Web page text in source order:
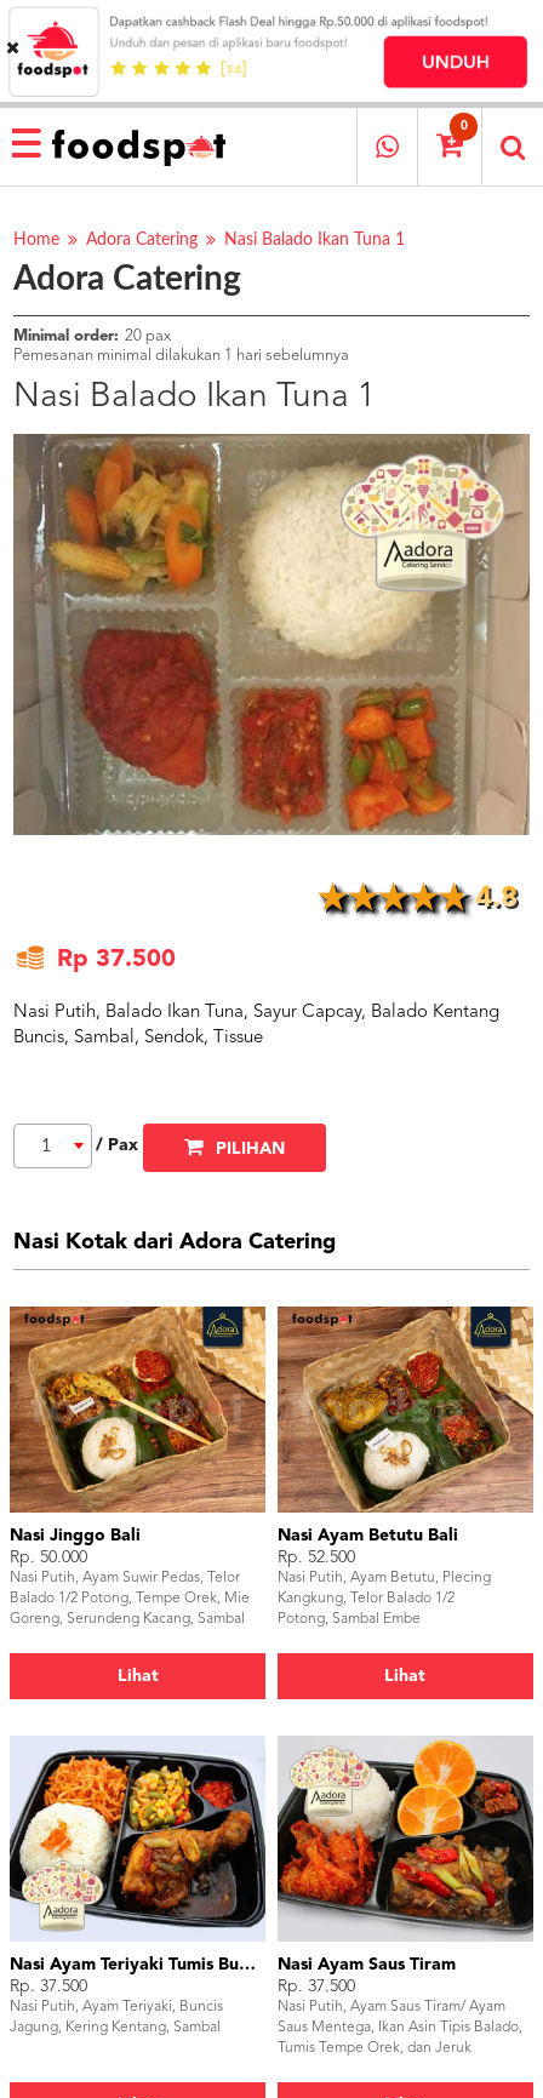
HOME
MENU
RESTAURANT
PESAN
OUR
COMPANY
KATA
MEREKA
KATALOG
LOYALTY
PROGRAM
FAQ
ABOUT
CATERERS
TERMS
CONDITIONS
CENTER
5091
0
Home Adora Catering Nasi Balado Ikan Tuna 1
Adora Catering
Minimal order: 20 pax
Pemesanan minimal dilakukan 1 hari sebelumnya
Nasi Balado Ikan Tuna 1
4.8
Rp 37.500
Nasi Putih, Balado Ikan Tuna, Sayur Capcay, Balado Kentang
Buncis, Sambal, Sendok, Tissue
1 / Pax PILIHAN
Nasi Kotak dari Adora Catering
Nasi Jinggo Bali
Rp. 50.000
Nasi Putih, Ayam Suwir Pedas, Telor
Balado 1/2 Potong, Tempe Orek, Mie
Goreng, Serundeng Kacang, Sambal
Lihat
Nasi Ayam Betutu Bali
Rp. 52.500
Nasi Putih, Ayam Betutu, Plecing
Kangkung, Telor Balado 1/2
Potong, Sambal Embe
Lihat
Nasi Ayam Teriyaki Tumis Buncis Jagung
Rp. 37.500
Nasi Putih, Ayam Teriyaki, Buncis
Jagung, Kering Kentang, Sambal
Nasi Ayam Saus Tiram
Rp. 37.500
Nasi Putih, Ayam Saus Tiram/ Ayam
Saus Mentega, Ikan Asin Tipis Balado,
Tumis Tempe Orek, dan Jeruk